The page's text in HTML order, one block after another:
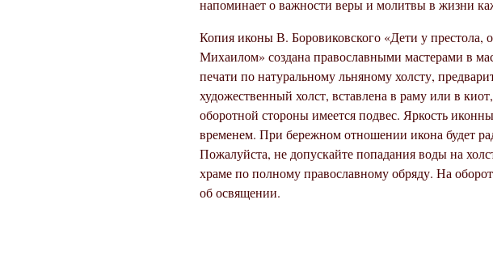
напоминает о важности веры и молитвы в жизни
Копия иконы В. Боровиковского «Дети у престола,
Михаилом» создана православными мастерами в
печати по натуральному льняному холсту,
художественный холст, вставлена в раму или в
оборотной стороны имеется подвес. Яркость
временем. При бережном отношении икона будет
Пожалуйста, не допускайте попадания воды на
храме по полному православному обряду. На
об освящении.